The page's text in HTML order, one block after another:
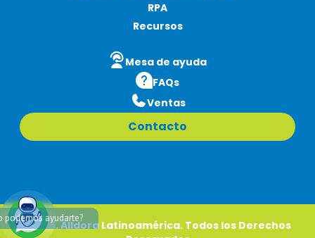
RPA
Recursos
Mesa de ayuda
FAQs
Ventas
Contacto
®2026. Alldora Latinoamérica. Todos los Derechos
podemos ayudarte?